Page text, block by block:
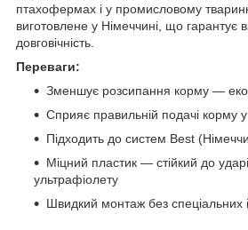
птахофермах і у промисловому
виготовлене у Німеччині, що гарантує
довговічність.
Переваги:
Зменшує розсипання корму —
Сприяє правильній подачі корму у
Підходить до систем Best
Міцний пластик — стійкий до
ультрафіолету
Швидкий монтаж без спеціальних